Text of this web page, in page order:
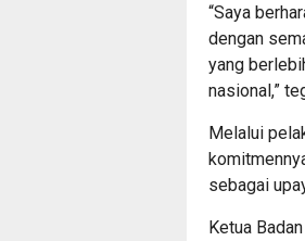
“Saya
dengan
yang
nasional,”
Melalui
sebagai
Ketua